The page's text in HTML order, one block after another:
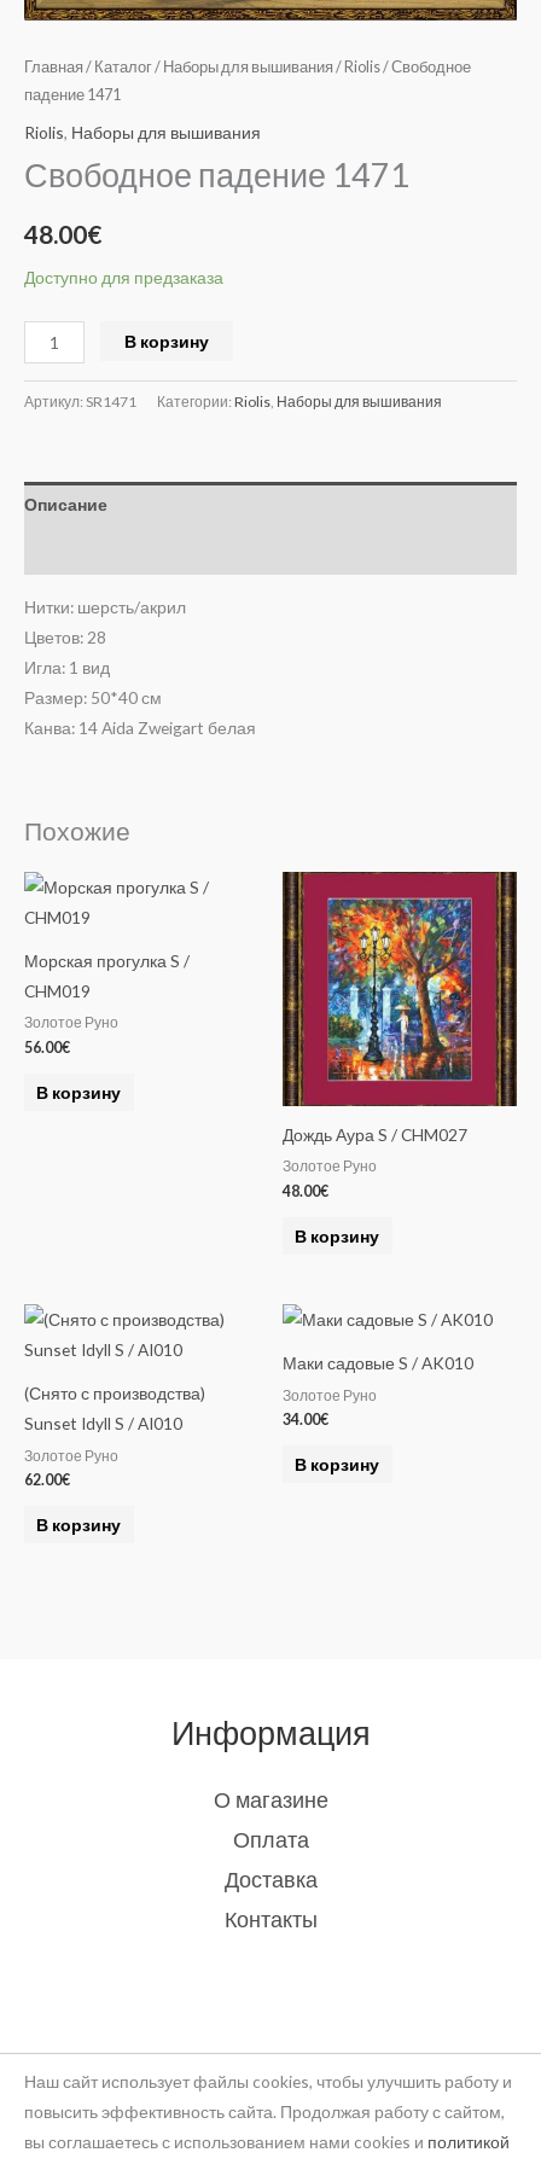
Главная / Каталог/ Наборы для вышивания / Riolis/ Свободное
падение 1471
Riolis, Наборы для вышивания
Свободное падение 1471
48.00€
Доступно для предзаказа
В корзину
Артикул: SR1471 Категории: Riolis Наборы для вышивания
Описание
Нитки: шерсть/акрил
Цветов: 28
Игла: 1 вид
Размер: 50*40 см
Канва: 14 Aida Zweigart белая
Похожие
Морская прогулка S /
CHM019
Золотое Руно
56.00€
В корзину
Дождь Аура S / CHM027
Золотое Руно
48.00€
В корзину
(Снято с производства)
Sunset Idyll S / AI010
Золотое Руно
62.00€
В корзину
Маки садовые S / AK010
Золотое Руно
34.00€
В корзину
Информация
О магазине
Оплата
Доставка
Контакты
Наш сайт использует файлы cookies, чтобы улучшить работу и
повысить эффективность сайта. Продолжая работу с сайтом,
вы соглашаетесь с использованием нами cookies и политикой